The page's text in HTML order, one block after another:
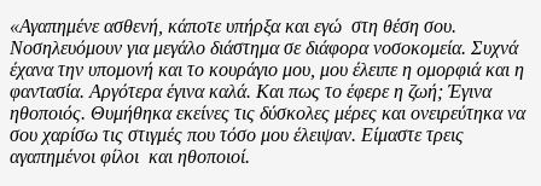
«Αγαπημένε ασθενή, κάποτε υπήρξα και εγώ στη θέση σου.
Νοσηλευόμουν για μεγάλο διάστημα σε διάφορα νοσοκομεία. Συχνά
έχανα την υπομονή και το κουράγιο μου, μου έλειπε η ομορφιά και η
φαντασία. Αργότερα έγινα καλά. Και πως το έφερε η ζωή; Έγινα
ηθοποιός. Θυμήθηκα εκείνες τις δύσκολες μέρες και ονειρεύτηκα να
σου χαρίσω τις στιγμές που τόσο μου έλειψαν. Είμαστε τρεις
αγαπημένοι φίλοι και ηθοποιοί.